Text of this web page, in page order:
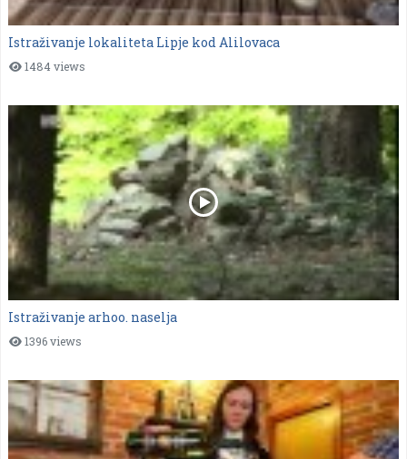
Istraživanje lokaliteta Lipje kod Alilovaca
1484 views
Istraživanje arhoo. naselja
1396 views